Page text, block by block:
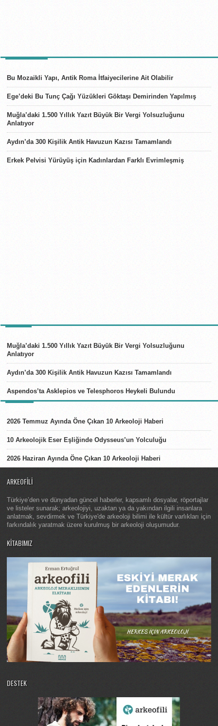
Bu Mozaikli Yapı, Antik Roma İtfaiyecilerine Ait Olabilir
Ege’deki Bu Tunç Çağı Yüzükleri Göktaşı Demirinden Yapılmış
Muğla’daki 1.500 Yıllık Yazıt Büyük Bir Vergi Yolsuzluğunu
Anlatıyor
Aydın’da 300 Kişilik Antik Havuzun Kazısı Tamamlandı
Erkek Pelvisi Yürüyüş için Kadınlardan Farklı Evrimleşmiş
Muğla’daki 1.500 Yıllık Yazıt Büyük Bir Vergi Yolsuzluğunu
Anlatıyor
Aydın’da 300 Kişilik Antik Havuzun Kazısı Tamamlandı
Aspendos’ta Asklepios ve Telesphoros Heykeli Bulundu
2026 Temmuz Ayında Öne Çıkan 10 Arkeoloji Haberi
10 Arkeolojik Eser Eşliğinde Odysseus’un Yolculuğu
2026 Haziran Ayında Öne Çıkan 10 Arkeoloji Haberi
ARKEOFILI
Türkiye’den ve dünyadan güncel haberler, kapsamlı dosyalar, röportajlar
ve listeler sunarak; arkeolojiyi, uzaktan ya da yakından ilgili insanlara
anlatmak, sevdirmek ve Türkiye'de arkeoloji bilimi ile kültür varlıkları için
farkındalık yaratmak üzere kurulmuş bir arkeoloji oluşumudur.
KITABIMIZ
DESTEK